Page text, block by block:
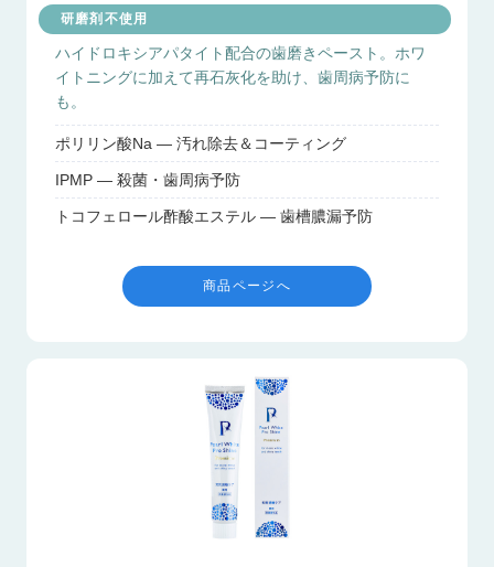
研磨剤不使用
ハイドロキシアパタイト配合の歯磨きペースト。ホワ
イトニングに加えて再石灰化を助け、歯周病予防に
も。
ポリリン酸Na — 汚れ除去＆コーティング
IPMP — 殺菌・歯周病予防
トコフェロール酢酸エステル — 歯槽膿漏予防
商品ページへ